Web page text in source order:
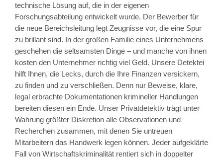
technische Lösung auf, die in der eigenen
Forschungsabteilung entwickelt wurde. Der Bewerber für
die neue Bereichsleitung legt Zeugnisse vor, die eine Spur
zu brillant sind. In der großen Familie eines Unternehmens
geschehen die seltsamsten Dinge – und manche von ihnen
kosten den Unternehmer richtig viel Geld. Unsere Detektei
hilft Ihnen, die Lecks, durch die Ihre Finanzen versickern,
zu finden und zu verschließen. Denn nur Beweise, klare,
legal erbrachte Dokumentationen krimineller Handlungen
bereiten diesen ein Ende. Unser Privatdetektiv trägt unter
Wahrung größter Diskretion alle Observationen und
Recherchen zusammen, mit denen Sie untreuen
Mitarbeitern das Handwerk legen können. Jeder aufgeklärte
Fall von Wirtschaftskriminalität rentiert sich in doppelter